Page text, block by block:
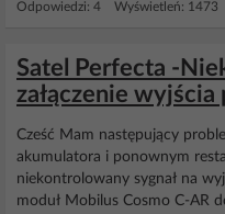
Odpowiedzi: 4 Wyświetleń: 1473
Satel Perfecta -
załączenie
Cześć Mam następujący
akumulatora i ponownym
niekontrolowany sygnał na
moduł Mobilus Cosmo C-AR